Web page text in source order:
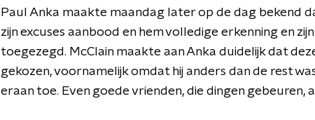
Paul Anka maakte maandag later op de dag bekend
zijn excuses aanbood en hem volledige erkenning en
toegezegd. McClain maakte aan Anka duidelijk dat
gekozen, voornamelijk omdat hij anders dan de rest
eraan toe. Even goede vrienden, die dingen gebeuren,